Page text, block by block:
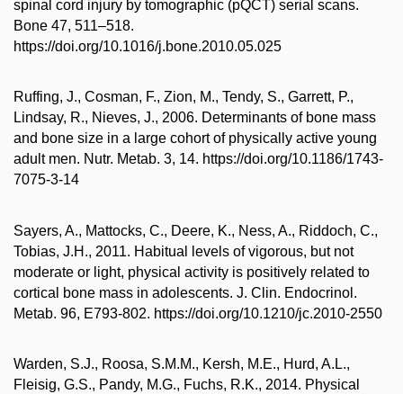
spinal cord injury by tomographic (pQCT) serial scans.
Bone 47, 511–518.
https://doi.org/10.1016/j.bone.2010.05.025
Ruffing, J., Cosman, F., Zion, M., Tendy, S., Garrett, P.,
Lindsay, R., Nieves, J., 2006. Determinants of bone mass
and bone size in a large cohort of physically active young
adult men. Nutr. Metab. 3, 14. https://doi.org/10.1186/1743-
7075-3-14
Sayers, A., Mattocks, C., Deere, K., Ness, A., Riddoch, C.,
Tobias, J.H., 2011. Habitual levels of vigorous, but not
moderate or light, physical activity is positively related to
cortical bone mass in adolescents. J. Clin. Endocrinol.
Metab. 96, E793-802. https://doi.org/10.1210/jc.2010-2550
Warden, S.J., Roosa, S.M.M., Kersh, M.E., Hurd, A.L.,
Fleisig, G.S., Pandy, M.G., Fuchs, R.K., 2014. Physical